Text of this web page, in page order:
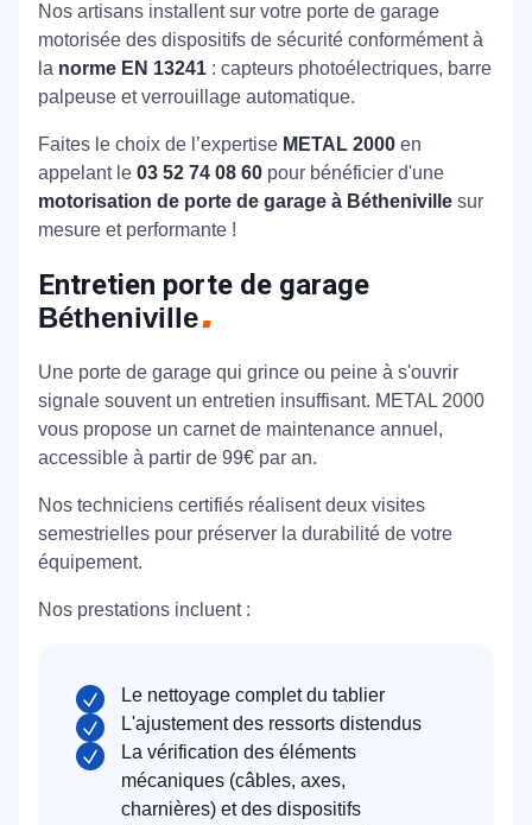
Nos artisans installent sur votre porte de garage
motorisée des dispositifs de sécurité conformément à
la norme EN 13241 : capteurs photoélectriques, barre
palpeuse et verrouillage automatique.
Faites le choix de l’expertise METAL 2000 en
appelant le 03 52 74 08 60 pour bénéficier d'une
motorisation de porte de garage à Bétheniville sur
mesure et performante !
Entretien porte de garage
Bétheniville
Une porte de garage qui grince ou peine à s'ouvrir
signale souvent un entretien insuffisant. METAL 2000
vous propose un carnet de maintenance annuel,
accessible à partir de 99€ par an.
Nos techniciens certifiés réalisent deux visites
semestrielles pour préserver la durabilité de votre
équipement.
Nos prestations incluent :
Le nettoyage complet du tablier
L'ajustement des ressorts distendus
La vérification des éléments
mécaniques (câbles, axes,
charnières) et des dispositifs